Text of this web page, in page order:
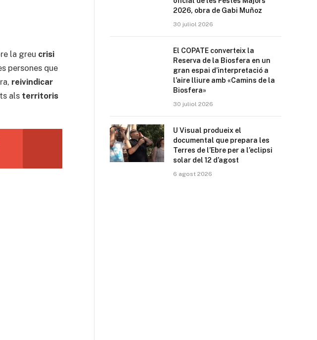
la greu crisi
persones que
reivindicar
als territoris
2026, obra de Gabi Muñoz
30 juliol 2026
El COPATE converteix la
Reserva de la Biosfera en un
gran espai d’interpretació a
l’aire lliure amb «Camins de la
Biosfera»
30 juliol 2026
U Visual produeix el
documental que prepara les
Terres de l’Ebre per a l’eclipsi
solar del 12 d’agost
6 agost 2026